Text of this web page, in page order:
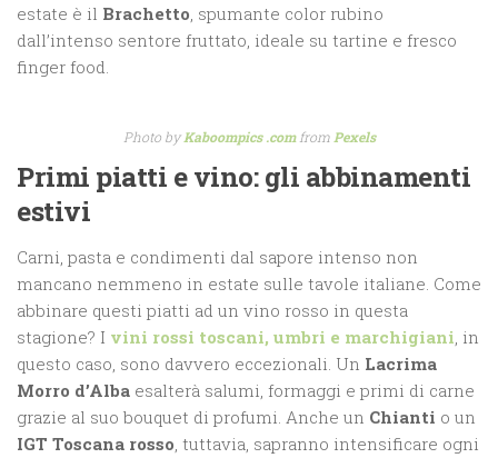
estate è il Brachetto, spumante color rubino
dall’intenso sentore fruttato, ideale su tartine e fresco
finger food.
Photo byKaboompics .comfrom Pexels
Primi piatti e vino: gli abbinamenti
estivi
Carni, pasta e condimenti dal sapore intenso non
mancano nemmeno in estate sulle tavole italiane. Come
abbinare questi piatti ad un vino rosso in questa
stagione? I vini rossi toscani, umbri e marchigiani, in
questo caso, sono davvero eccezionali. Un Lacrima
Morro d’Alba esalterà salumi, formaggi e primi di carne
grazie al suo bouquet di profumi. Anche un Chianti o un
IGT Toscana rosso, tuttavia, sapranno intensificare ogni